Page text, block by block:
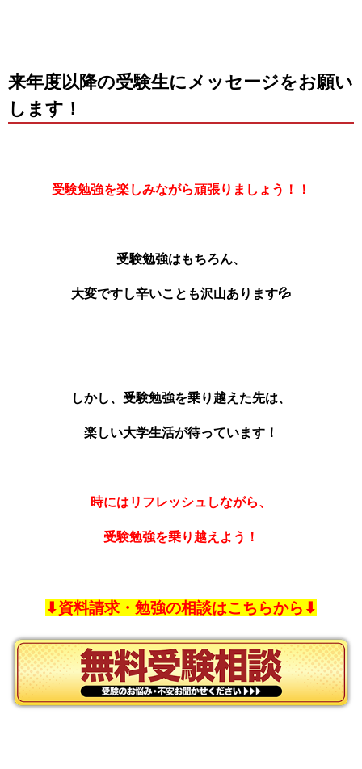
来年度以降の受験生にメッセージをお願い
します！
受験勉強を楽しみながら頑張りましょう！！
受験勉強はもちろん、
大変ですし辛いことも沢山あります💦
しかし、受験勉強を乗り越えた先は、
楽しい大学生活が待っています！
時にはリフレッシュしながら、
受験勉強を乗り越えよう！
⬇︎資料請求・勉強の相談はこちらから⬇︎